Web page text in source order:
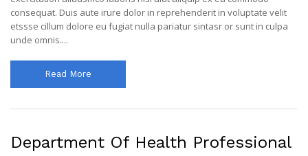
consequat. Duis aute irure dolor in reprehenderit in voluptate velit
etssse cillum dolore eu fugiat nulla pariatur sintasr or sunt in culpa
unde omnis....
Read More
Department Of Health Professional